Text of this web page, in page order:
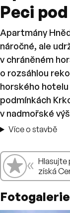
Peci
Apartmány
náročné, ale
v chráněném
o rozsáhlou
horského
podmínkách
v nadmořské
Více o stavbě
Hlasování
👍 « Hlasujte
získá
Fotogalerie